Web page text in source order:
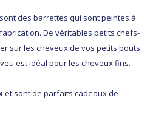
sont des barrettes qui sont peintes à
De véritables petits chefs-
sur les cheveux de vos petits bouts
est idéal pour les cheveux fins.
et sont de parfaits cadeaux de